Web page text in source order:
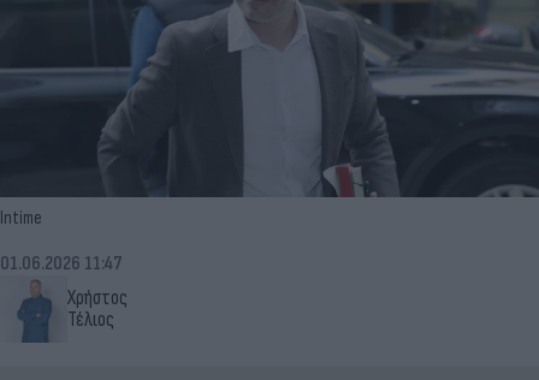
Intime
Χρήστος
Τέλιος
01.06.2026 11:47